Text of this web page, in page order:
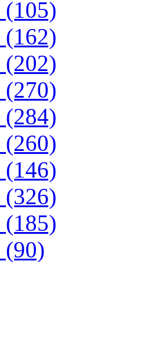
(105)
(162)
(202)
(270)
(284)
(260)
(146)
(326)
(185)
(90)